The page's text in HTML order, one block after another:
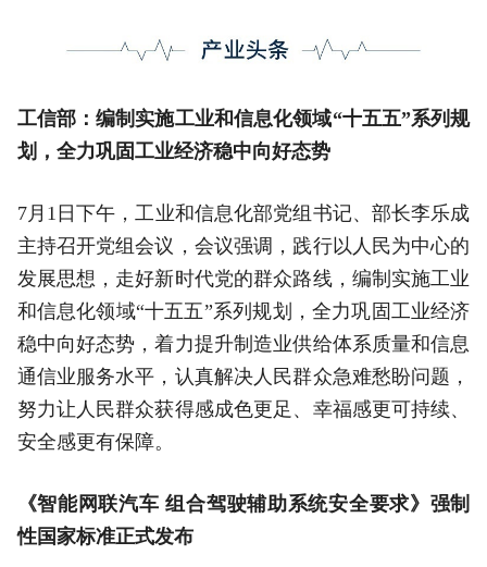
工信部：编制实施工业和信息化领域“十五五”系列规
划，全力巩固工业经济稳中向好态势
7月1日下午，工业和信息化部党组书记、部长李乐成
主持召开党组会议，会议强调，践行以人民为中心的
发展思想，走好新时代党的群众路线，编制实施工业
和信息化领域“十五五”系列规划，全力巩固工业经济
稳中向好态势，着力提升制造业供给体系质量和信息
通信业服务水平，认真解决人民群众急难愁盼问题，
努力让人民群众获得感成色更足、幸福感更可持续、
安全感更有保障。
《智能网联汽车 组合驾驶辅助系统安全要求》强制
性国家标准正式发布